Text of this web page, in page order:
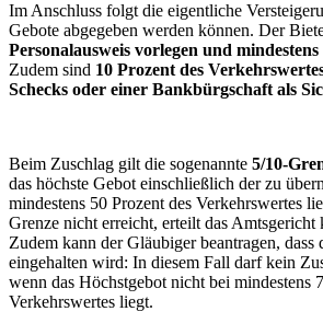
Im Anschluss folgt die eigentliche
Gebote abgegeben werden können. Der
Personalausweis vorlegen und
Zudem sind 10 Prozent des
Schecks oder einer Bankbürgschaft als
Beim Zuschlag gilt die sogenannte 5/10-
das höchste Gebot einschließlich der zu
mindestens 50 Prozent des Verkehrswertes
Grenze nicht erreicht, erteilt das Amtsgericht
Zudem kann der Gläubiger beantragen, dass
eingehalten wird: In diesem Fall darf kein
wenn das Höchstgebot nicht bei mindestens
Verkehrswertes liegt.